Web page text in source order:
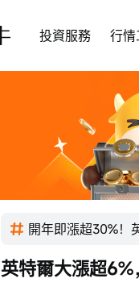
投資服務 行
開年即漲超30%！
英特爾大漲超6%